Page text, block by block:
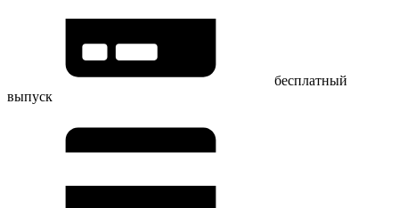
бесплатный
выпуск